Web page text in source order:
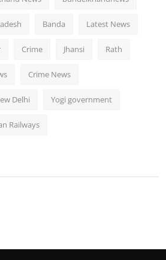
Banda Latest News
Crime Jhansi Rath
Crime News
Delhi Yogi government
Railways